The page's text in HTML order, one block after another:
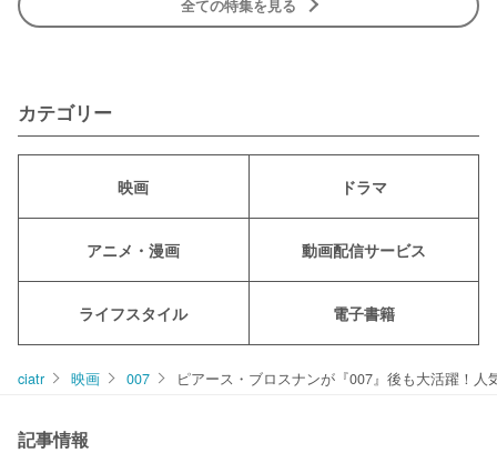
全ての特集を見る
カテゴリー
映画 ドラマ
アニメ・漫画 動画配信サービス
ライフスタイル 電子書籍
ciatr 映画 007 ピアース・ブロスナンが『007』後も大活躍！人
記事情報